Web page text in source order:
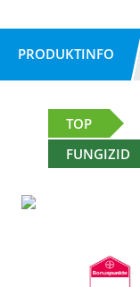
PRODUKTINFO
TOP
FUNGIZID